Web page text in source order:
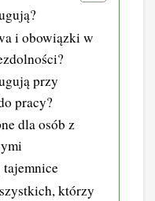
i obowiązki w
przy
pracy?
dla osób z
którzy